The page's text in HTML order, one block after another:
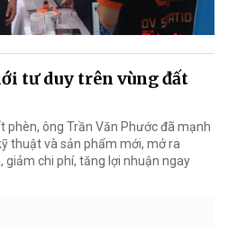
tư duy trên vùng đất
phèn, ông Trần Văn Phước đã mạnh
thuật và sản phẩm mới, mở ra
giảm chi phí, tăng lợi nhuận ngay